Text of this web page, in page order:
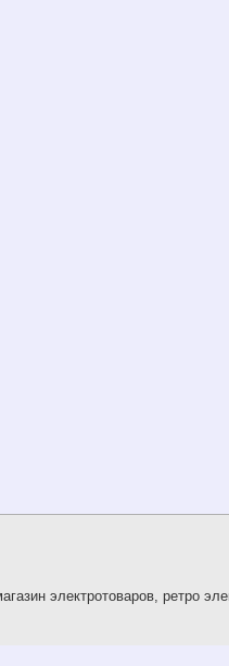
электротоваров, ретро